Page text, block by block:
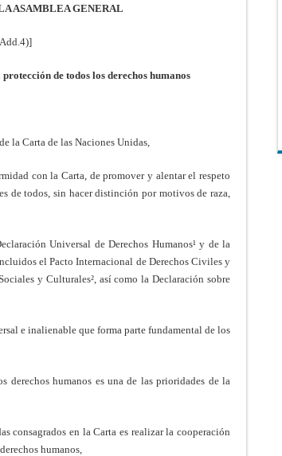
ASAMBLEA GENERAL
de todos los derechos humanos
la Carta de las Naciones Unidas,
con la Carta, de promover y alentar el respeto
de todos, sin hacer distinción por motivos de raza,
Universal de Derechos Humanos¹ y de la
el Pacto Internacional de Derechos Civiles y
y Culturales², así como la Declaración sobre
e inalienable que forma parte fundamental de los
humanos es una de las prioridades de la
consagrados en la Carta es realizar la cooperación
humanos,